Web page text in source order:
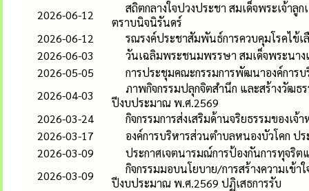
2026-06-12
สถิตกลางใจปวงประชา สมเด็จพระเจ้า
ตราบนิจนิรันดร์
2026-06-12
รณรงค์ประชาสัมพันธ์การควบคุมโรคไข้เ
2026-06-03
วันเฉลิมพระชนมพรรษา สมเด็จพระนา
2026-05-05
การประชุมคณะกรรมการพัฒนาองค์การ
2026-04-03
ภาพกิจกรรมปลุกจิตสำนึก และสร้างวัฒ
ปีงบประมาณ พ.ศ.2569
2026-03-24
กิจกรรมการส่งเสริมด้านจริยธรรมของเ
2026-03-17
องค์การบริหารส่วนตำบลหนองบัวโคก ป
2026-03-09
ประกาศเจตนารมณ์การป้องกันการทุจริ
2026-03-09
กิจกรรมมอบนโยบาย/การสร้างความเข้
ปีงบประมาณ พ.ศ.2569 ปฏิเสธการรับ